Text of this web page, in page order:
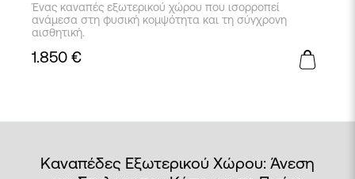
Ένας καναπές εξωτερικού χώρου που ισορροπεί
ανάμεσα στη φυσική κομψότητα και τη σύγχρονη
αισθητική.
1.850 €
Καναπέδες Εξωτερικού Χώρου: Άνεση